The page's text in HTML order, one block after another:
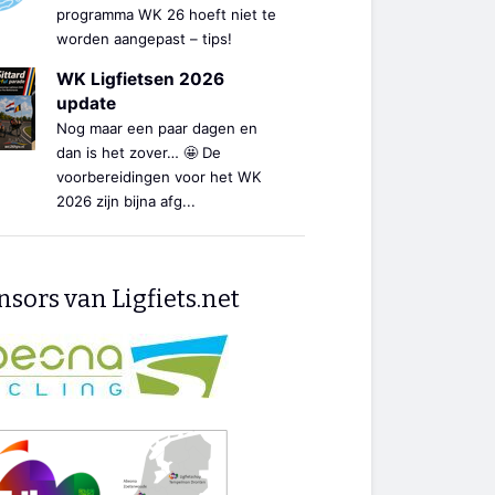
programma WK 26 hoeft niet te
worden aangepast – tips!
WK Ligfietsen 2026
update
Nog maar een paar dagen en
dan is het zover… 🤩 De
voorbereidingen voor het WK
2026 zijn bijna afg...
van Ligfiets.net